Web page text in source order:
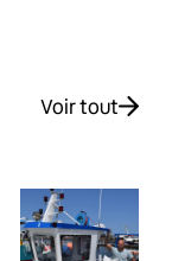
Voir tout